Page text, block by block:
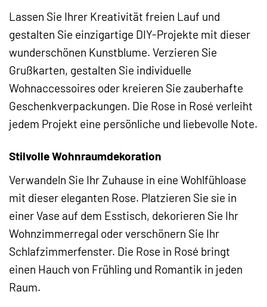
Lassen Sie Ihrer Kreativität freien Lauf und
gestalten Sie einzigartige DIY-Projekte mit dieser
wunderschönen Kunstblume. Verzieren Sie
Grußkarten, gestalten Sie individuelle
Wohnaccessoires oder kreieren Sie zauberhafte
Geschenkverpackungen. Die Rose in Rosé verleiht
jedem Projekt eine persönliche und liebevolle Note.
Stilvolle Wohnraumdekoration
Verwandeln Sie Ihr Zuhause in eine Wohlfühloase
mit dieser eleganten Rose. Platzieren Sie sie in
einer Vase auf dem Esstisch, dekorieren Sie Ihr
Wohnzimmerregal oder verschönern Sie Ihr
Schlafzimmerfenster. Die Rose in Rosé bringt
einen Hauch von Frühling und Romantik in jeden
Raum.